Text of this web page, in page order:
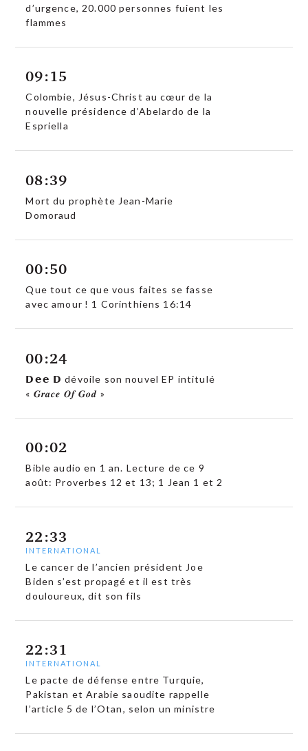
d’urgence, 20.000 personnes fuient les
flammes
09:15
Colombie, Jésus-Christ au cœur de la
nouvelle présidence d’Abelardo de la
Espriella
08:39
Mort du prophète Jean-Marie
Domoraud
00:50
Que tout ce que vous faites se fasse
avec amour ! 1 Corinthiens 16:14
00:24
𝗗𝗲𝗲 𝗗 dévoile son nouvel EP intitulé
« 𝑮𝒓𝒂𝒄𝒆 𝑶𝒇 𝑮𝒐𝒅 »
00:02
Bible audio en 1 an. Lecture de ce 9
août: Proverbes 12 et 13; 1 Jean 1 et 2
22:33
INTERNATIONAL
Le cancer de l’ancien président Joe
Biden s’est propagé et il est très
douloureux, dit son fils
22:31
INTERNATIONAL
Le pacte de défense entre Turquie,
Pakistan et Arabie saoudite rappelle
l’article 5 de l’Otan, selon un ministre